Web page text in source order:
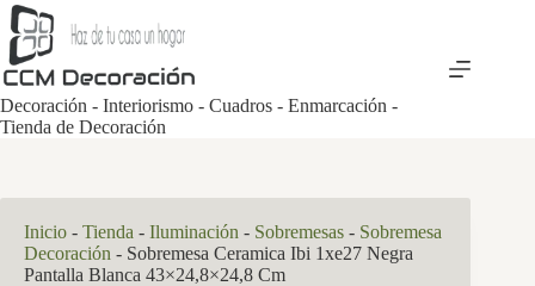
Saltar
al
contenido
Decoración - Interiorismo - Cuadros - Enmarcación -
Tienda de Decoración
Inicio - Tienda - Iluminación - Sobremesas - Sobremesa
Decoración - Sobremesa Ceramica Ibi 1xe27 Negra
Pantalla Blanca 43×24,8×24,8 Cm